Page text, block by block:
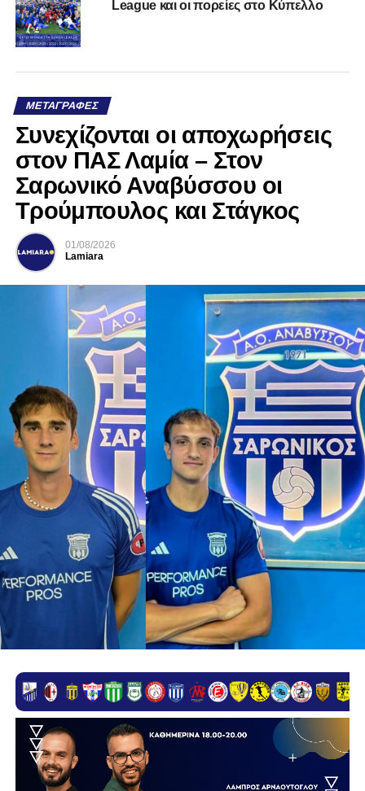
League και οι πορείες στο Κύπελλο
ΜΕΤΑΓΡΑΦΈΣ
Συνεχίζονται οι αποχωρήσεις
στον ΠΑΣ Λαμία – Στον
Σαρωνικό Αναβύσσου οι
Τρούμπουλος και Στάγκος
01/08/2026
Lamiara